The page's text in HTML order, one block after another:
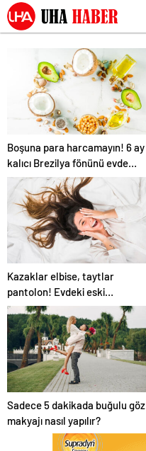
Boşuna para harcamayın! 6 ay
kalıcı Brezilya fönünü evde
yapın…
Kazaklar elbise, taytlar
pantolon! Evdeki eski
kıyafetleri yenilemek için 5
ipucu
Sadece 5 dakikada buğulu göz
makyajı nasıl yapılır?